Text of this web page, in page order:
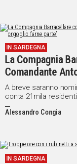
IN SARDEGNA
La Compagnia
Comandante
orgoglio farne
A breve saranno
conta 21mila
Alessandro Congia
IN SARDEGNA